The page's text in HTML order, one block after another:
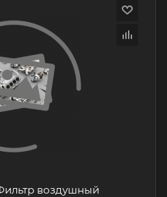
воздушный